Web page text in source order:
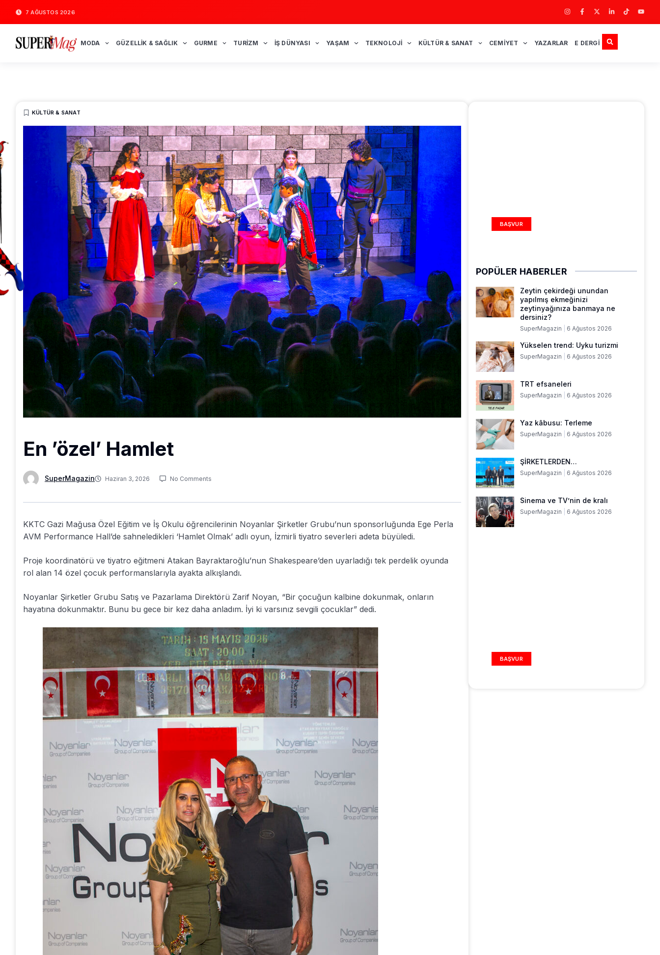
7 AĞUSTOS 2026
MODA GÜZELLIK & SAĞLIK GURME TURIZM İŞ DÜNYASI YAŞAM TEKNOLOJI KÜLTÜR & SANAT CEMIYET YAZARLAR E DERGI
KÜLTÜR & SANAT
En ’özel’ Hamlet
SuperMagazin Haziran 3, 2026 No Comments
KKTC Gazi Mağusa Özel Eğitim ve İş Okulu öğrencilerinin Noyanlar Şirketler Grubu’nun sponsorluğunda Ege Perla
AVM Performance Hall’de sahneledikleri ‘Hamlet Olmak’ adlı oyun, İzmirli tiyatro severleri adeta büyüledi.
Proje koordinatörü ve tiyatro eğitmeni Atakan Bayraktaroğlu’nun Shakespeare’den uyarladığı tek perdelik oyunda
rol alan 14 özel çocuk performanslarıyla ayakta alkışlandı.
Noyanlar Şirketler Grubu Satış ve Pazarlama Direktörü Zarif Noyan, “Bir çocuğun kalbine dokunmak, onların
hayatına dokunmaktır. Bunu bu gece bir kez daha anladım. İyi ki varsınız sevgili çocuklar” dedi.
BAŞVUR
POPÜLER HABERLER
Zeytin çekirdeği unundan
yapılmış ekmeğinizi
zeytinyağınıza banmaya ne
dersiniz?
SuperMagazin 6 Ağustos 2026
Yükselen trend: Uyku turizmi
SuperMagazin 6 Ağustos 2026
TRT efsaneleri
SuperMagazin 6 Ağustos 2026
Yaz kâbusu: Terleme
SuperMagazin 6 Ağustos 2026
ŞİRKETLERDEN…
SuperMagazin 6 Ağustos 2026
Sinema ve TV’nin de kralı
SuperMagazin 6 Ağustos 2026
BAŞVUR